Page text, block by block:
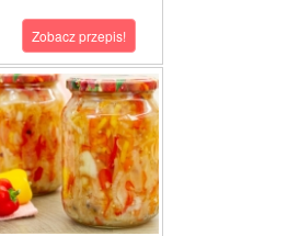
Zobacz przepis!